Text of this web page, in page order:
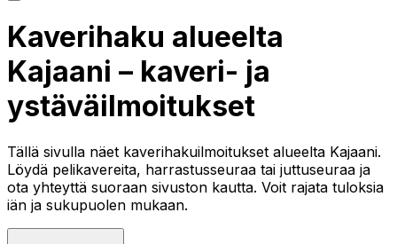
Kaverihaku alueelta
Kajaani – kaveri- ja
ystäväilmoitukset
Tällä sivulla näet kaverihakuilmoitukset alueelta Kajaani.
Löydä pelikavereita, harrastusseuraa tai juttuseuraa ja
ota yhteyttä suoraan sivuston kautta. Voit rajata tuloksia
iän ja sukupuolen mukaan.